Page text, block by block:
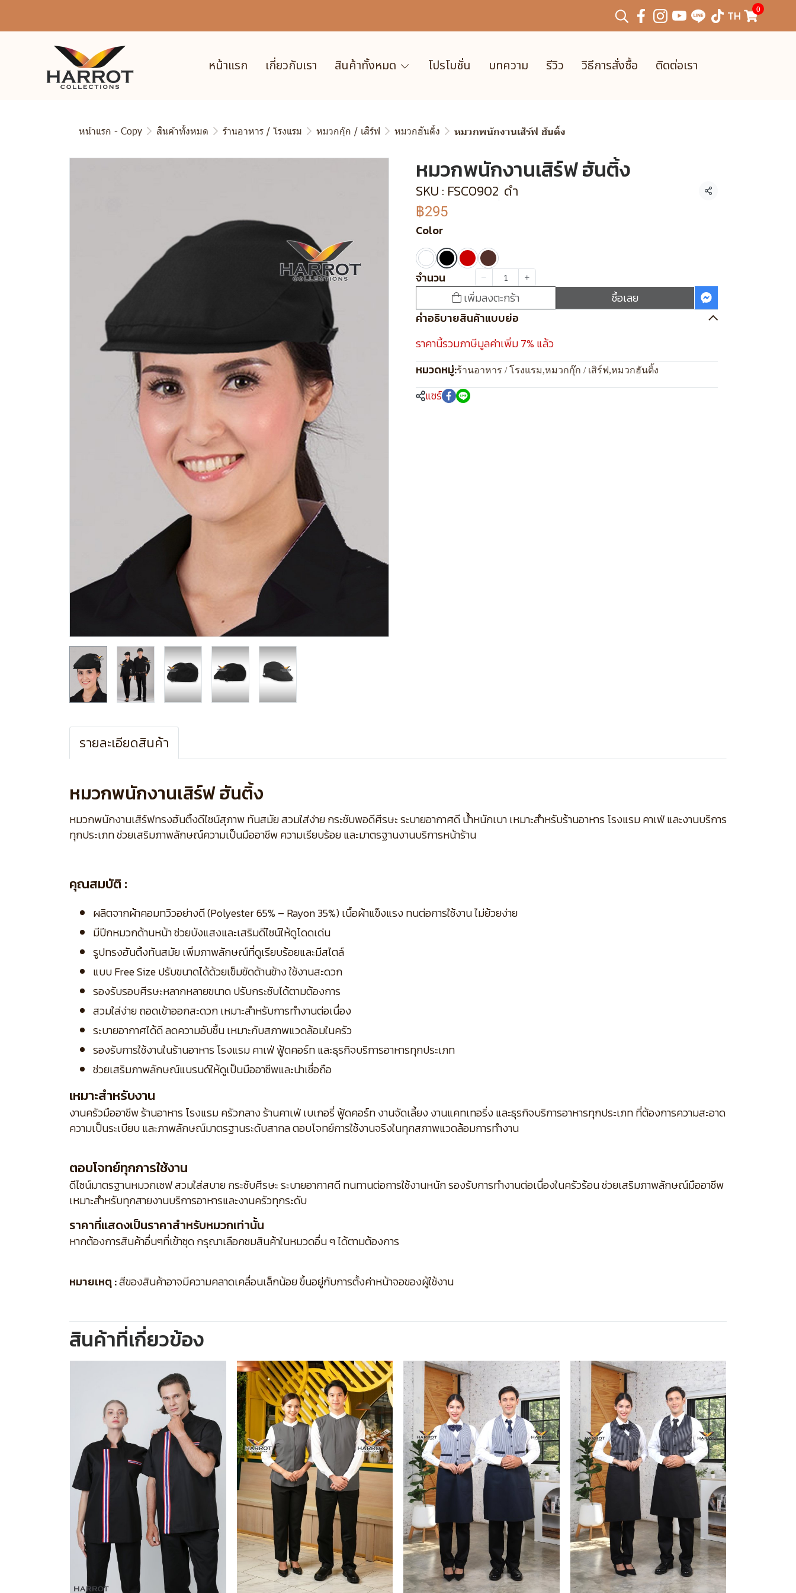
TH 0
หน้าแรก เกี่ยวกับเรา สินค้าทั้งหมด โปรโมชั่น บทความ รีวิว วิธีการสั่งซื้อ ติดต่อเรา
หน้าแรก - Copy สินค้าทั้งหมด ร้านอาหาร / โรงแรม หมวกกุ๊ก / เสิร์ฟ หมวกฮันติ้ง หมวกพนักงานเสิร์ฟ ฮันติ้ง
หมวกพนักงานเสิร์ฟ ฮันติ้ง
SKU : FSC0902 ดำ แชร์
฿295
Color
จำนวน
เพิ่มลงตะกร้า
ซื้อเลย
คำอธิบายสินค้าแบบย่อ
ราคานี้รวมภาษีมูลค่าเพิ่ม 7% แล้ว
หมวดหมู่:ร้านอาหาร / โรงแรม,หมวกกุ๊ก / เสิร์ฟ,หมวกฮันติ้ง
แชร์
รายละเอียดสินค้า
หมวกพนักงานเสิร์ฟ ฮันติ้ง
หมวกพนักงานเสิร์ฟทรงฮันติ้งดีไซน์สุภาพ ทันสมัย สวมใส่ง่าย กระชับพอดีศีรษะ ระบายอากาศดี น้ำหนักเบา เหมาะสำหรับร้านอาหาร โรงแรม คาเฟ่ และงานบริการ
ทุกประเภท ช่วยเสริมภาพลักษณ์ความเป็นมืออาชีพ ความเรียบร้อย และมาตรฐานงานบริการหน้าร้าน
คุณสมบัติ :
ผลิตจากผ้าคอมทวิวอย่างดี (Polyester 65% – Rayon 35%) เนื้อผ้าแข็งแรง ทนต่อการใช้งาน ไม่ย้วยง่าย
มีปีกหมวกด้านหน้า ช่วยบังแสงและเสริมดีไซน์ให้ดูโดดเด่น
รูปทรงฮันติ้งทันสมัย เพิ่มภาพลักษณ์ที่ดูเรียบร้อยและมีสไตล์
แบบ Free Size ปรับขนาดได้ด้วยเข็มขัดด้านข้าง ใช้งานสะดวก
รองรับรอบศีรษะหลากหลายขนาด ปรับกระชับได้ตามต้องการ
สวมใส่ง่าย ถอดเข้าออกสะดวก เหมาะสำหรับการทำงานต่อเนื่อง
ระบายอากาศได้ดี ลดความอับชื้น เหมาะกับสภาพแวดล้อมในครัว
รองรับการใช้งานในร้านอาหาร โรงแรม คาเฟ่ ฟู้ดคอร์ท และธุรกิจบริการอาหารทุกประเภท
ช่วยเสริมภาพลักษณ์แบรนด์ให้ดูเป็นมืออาชีพและน่าเชื่อถือ
เหมาะสำหรับงาน
งานครัวมืออาชีพ ร้านอาหาร โรงแรม ครัวกลาง ร้านคาเฟ่ เบเกอรี่ ฟู้ดคอร์ท งานจัดเลี้ยง งานแคทเทอริ่ง และธุรกิจบริการอาหารทุกประเภท ที่ต้องการความสะอาด
ความเป็นระเบียบ และภาพลักษณ์มาตรฐานระดับสากล ตอบโจทย์การใช้งานจริงในทุกสภาพแวดล้อมการทำงาน
ตอบโจทย์ทุกการใช้งาน
ดีไซน์มาตรฐานหมวกเชฟ สวมใส่สบาย กระชับศีรษะ ระบายอากาศดี ทนทานต่อการใช้งานหนัก รองรับการทำงานต่อเนื่องในครัวร้อน ช่วยเสริมภาพลักษณ์มืออาชีพ
เหมาะสำหรับทุกสายงานบริการอาหารและงานครัวทุกระดับ
ราคาที่แสดงเป็นราคาสำหรับหมวกเท่านั้น
หากต้องการสินค้าอื่นๆที่เข้าชุด กรุณาเลือกชมสินค้าในหมวดอื่น ๆ ได้ตามต้องการ
หมายเหตุ :สีของสินค้าอาจมีความคลาดเคลื่อนเล็กน้อย ขึ้นอยู่กับการตั้งค่าหน้าจอของผู้ใช้งาน
สินค้าที่เกี่ยวข้อง